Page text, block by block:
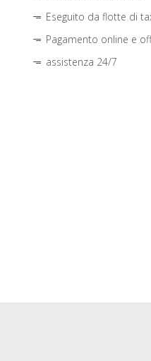
Eseguito da flotte di
Pagamento online e
assistenza 24/7